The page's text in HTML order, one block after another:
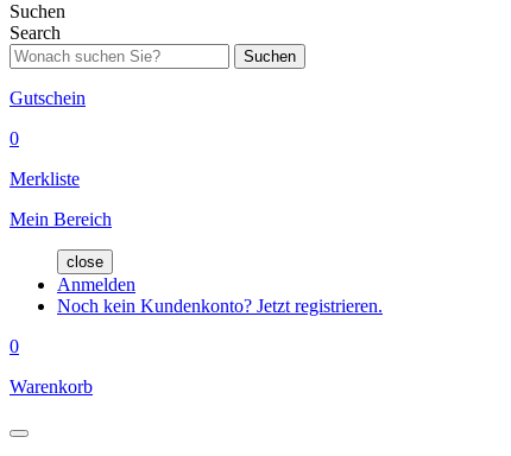
Suchen
Search
Suchen
Gutschein
0
Merkliste
Mein Bereich
close
Anmelden
Noch kein Kundenkonto? Jetzt registrieren.
0
Warenkorb